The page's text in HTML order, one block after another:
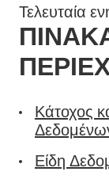
Τελευταία
Κάτοχος
Είδη